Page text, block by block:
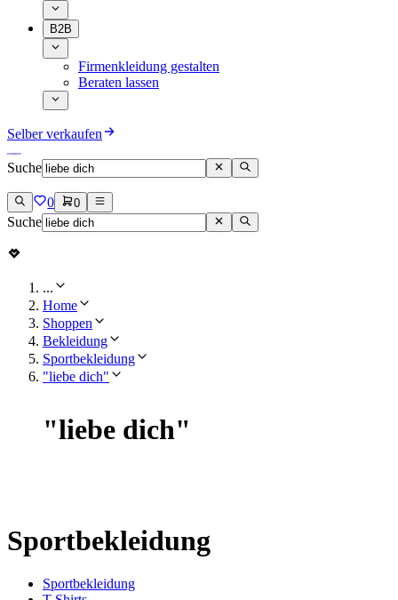
B2B
Firmenkleidung gestalten
Beraten lassen
Selber verkaufen
Suche
0 0
Suche
...
Home
Shoppen
Bekleidung
Sportbekleidung
"liebe dich"
"liebe dich"
Sportbekleidung
Sportbekleidung